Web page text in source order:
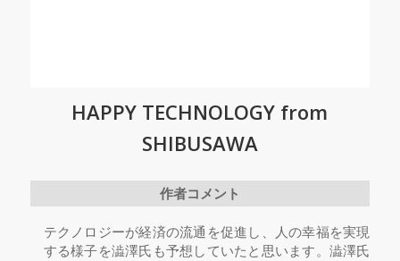
HAPPY TECHNOLOGY from
SHIBUSAWA
作者コメント
テクノロジーが経済の流通を促進し、人の幸福を実現
する様子を澁澤氏も予想していたと思います。澁澤氏